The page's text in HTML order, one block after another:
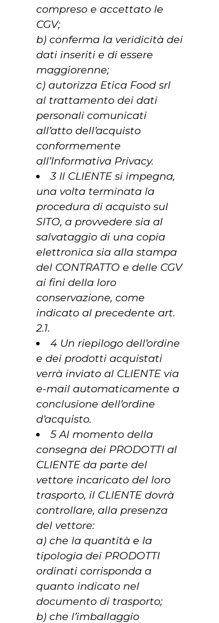
compreso e accettato le
CGV;
b) conferma la veridicità dei
dati inseriti e di essere
maggiorenne;
c) autorizza Etica Food srl
al trattamento dei dati
personali comunicati
all’atto dell’acquisto
conformemente
all’Informativa Privacy.
3 Il CLIENTE si impegna,
una volta terminata la
procedura di acquisto sul
SITO, a provvedere sia al
salvataggio di una copia
elettronica sia alla stampa
del CONTRATTO e delle CGV
ai fini della loro
conservazione, come
indicato al precedente art.
2.1.
4 Un riepilogo dell’ordine
e dei prodotti acquistati
verrà inviato al CLIENTE via
e-mail automaticamente a
conclusione dell’ordine
d’acquisto.
5 Al momento della
consegna dei PRODOTTI al
CLIENTE da parte del
vettore incaricato del loro
trasporto, il CLIENTE dovrà
controllare, alla presenza
del vettore:
a) che la quantità e la
tipologia dei PRODOTTI
ordinati corrisponda a
quanto indicato nel
documento di trasporto;
b) che l’imballaggio